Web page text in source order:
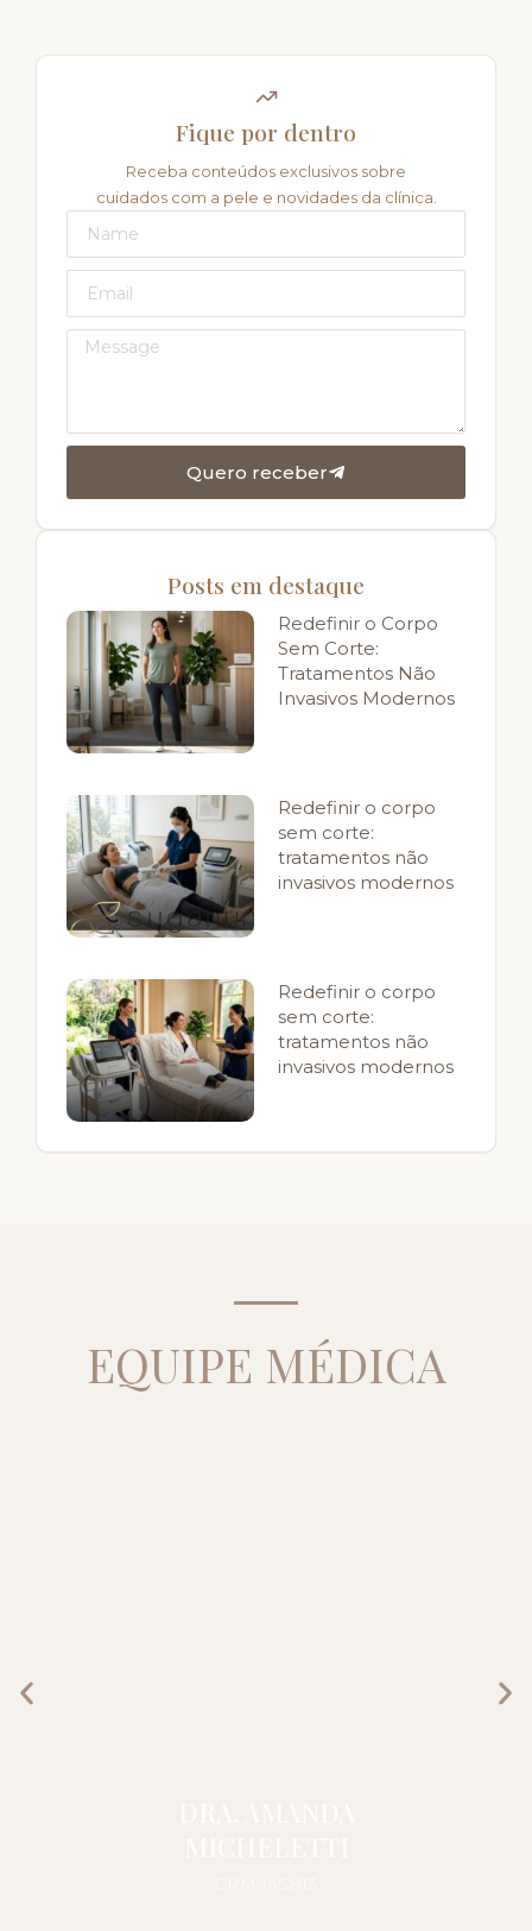
Fique por dentro
Receba conteúdos exclusivos sobre
cuidados com a pele e novidades da clínica.
Quero receber
Posts em destaque
Redefinir o Corpo
Sem Corte:
Tratamentos Não
Invasivos Modernos
Redefinir o corpo
sem corte:
tratamentos não
invasivos modernos
Redefinir o corpo
sem corte:
tratamentos não
invasivos modernos
EQUIPE MÉDICA